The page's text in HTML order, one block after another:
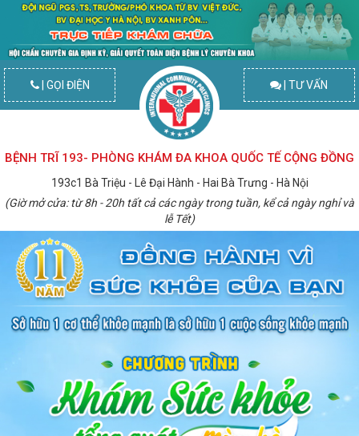
| GỌI ĐIỆN | TƯ VẤN
BỆNH TRĨ 193- PHÒNG KHÁM ĐA KHOA QUỐC TẾ CỘNG ĐỒNG
193c1 Bà Triệu - Lê Đại Hành - Hai Bà Trưng - Hà Nội
(Giờ mở cửa: từ 8h - 20h tất cả các ngày trong tuần, kể cả ngày nghỉ và
lễ Tết)